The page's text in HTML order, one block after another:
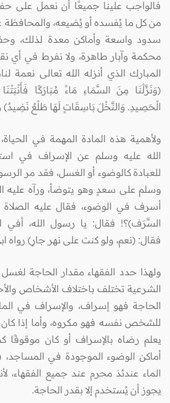
فالواجب علينا جميعًا أن نعمل على
من كل ما يُفسده أو يُضيعه، والمحافظة
سدود واسعة وأماكن معدة لذلك،
محكمة وآبار طاهرة، ولا نفرط في أي
المبارك الذي أنزله الله تعالى نعمة
(وَنَزَّلْنَا مِنَ السَّمَاءِ مَاءً مُبَارَكًا
الْحَصِيدِ. وَالنَّخْلَ بَاسِقَاتٍ لَهَا طَلْعٌ نَضِيدٌ) ق/9-
ولأهمية هذه المادة المهمة في
الله عليه وسلم عن الإسراف في
للعبادة كالوضوء أو الغسل، فقد مر
وسلم على سعدٍ وهو يتوضأ، ورآه عليه
أسرف في الوضوء، فقال عليه الصلاة
السَّرَف)؟! فقال: يا رسول الله، أفي
فقال: (نعم، ولو كنت على نهر جارٍ) رواه
ولهذا حدد الفقهاء مقدار الحاجة
الشرعية تختلف باختلاف الأشخاص
الحاجة فهو إسراف، والإسراف في
للشخص نفسه فهو مكروه، وأما إذا كان
يعلم رضاه بالإسراف أو كان موقوفًا
أماكن الوضوء الموجودة في
الماء عندئذ محرم عند جميع الفقهاء،
يجوز أن يُستخدم إلا بقدر الحاجة.